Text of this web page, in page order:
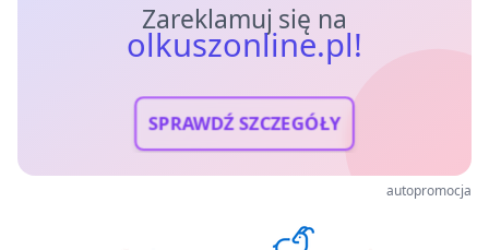
Zareklamuj się na
olkuszonline.pl!
SPRAWDŹ SZCZEGÓŁY
autopromocja